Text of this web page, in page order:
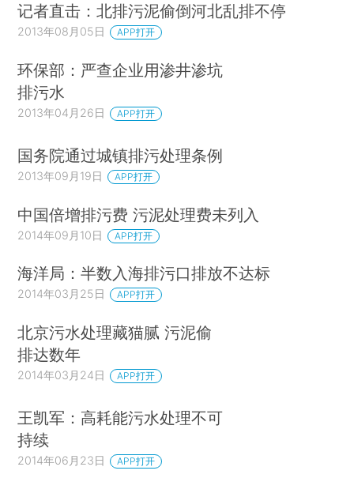
记者直击：北排污泥偷倒河北乱排不停
2013年08月05日 APP打开
环保部：严查企业用渗井渗坑
排污水
2013年04月26日 APP打开
国务院通过城镇排污处理条例
2013年09月19日 APP打开
中国倍增排污费 污泥处理费未列入
2014年09月10日 APP打开
海洋局：半数入海排污口排放不达标
2014年03月25日 APP打开
北京污水处理藏猫腻 污泥偷
排达数年
2014年03月24日 APP打开
王凯军：高耗能污水处理不可
持续
2014年06月23日 APP打开